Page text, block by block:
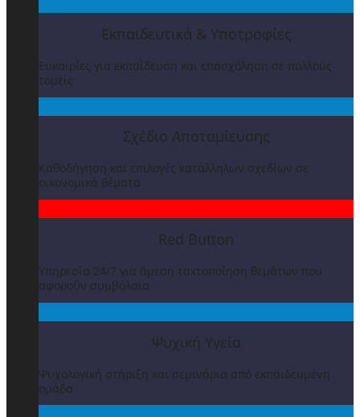
Εκπαιδευτικά & Υποτροφίες
Ευκαιρίες για εκπαίδευση και επασχόληση σε πολλούς
τομείς
Σχέδιο Αποταμίευσης
Καθοδήγηση και επιλογές κατάλληλων σχεδίων σε
οικονομικά θέματα
Red Button
Υπηρεσία 24/7 για άμεση τακτοποίηση θεμάτων που
αφορούν συμβόλαια
Ψυχική Υγεία
Ψυχολογική στήριξη και σεμινάρια από εκπαιδευμένη
ομάδα